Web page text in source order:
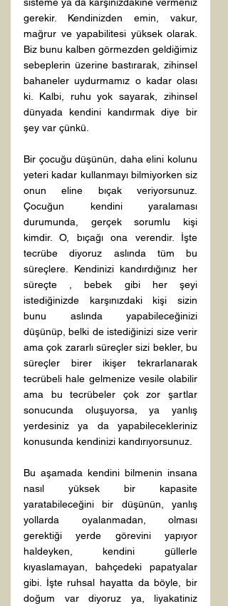
gerekir. Kendinizden emin, vakur,
mağrur ve yapabilitesi yüksek olarak.
Biz bunu kalben görmezden geldiğimiz
sebeplerin üzerine bastırarak, zihinsel
bahaneler uydurmamız o kadar olası
ki. Kalbi, ruhu yok sayarak, zihinsel
dünyada kendini kandırmak diye bir
şey var çünkü.
Bir çocuğu düşünün, daha elini kolunu
yeteri kadar kullanmayı bilmiyorken siz
onun eline bıçak veriyorsunuz.
Çocuğun kendini yaralaması
durumunda, gerçek sorumlu kişi
kimdir. O, bıçağı ona verendir. İşte
tecrübe diyoruz aslında tüm bu
süreçlere. Kendinizi kandırdığınız her
süreçte , bebek gibi her şeyi
istediğinizde karşınızdaki kişi sizin
bunu aslında yapabileceğinizi
düşünüp, belki de istediğinizi size verir
ama çok zararlı süreçler sizi bekler, bu
süreçler birer ikişer tekrarlanarak
tecrübeli hale gelmenize vesile olabilir
ama bu tecrübeler çok zor şartlar
sonucunda oluşuyorsa, ya yanlış
yerdesiniz ya da yapabilecekleriniz
konusunda kendinizi kandırıyorsunuz.
Bu aşamada kendini bilmenin insana
nasıl yüksek bir kapasite
yaratabileceğini bir düşünün, yanlış
yollarda oyalanmadan, olması
gerektiği yerde görevini yapıyor
haldeyken, kendini güllerle
kıyaslamayan, bahçedeki papatyalar
gibi. İşte ruhsal hayatta da böyle, bir
doğum var diyoruz ya, liyakatiniz